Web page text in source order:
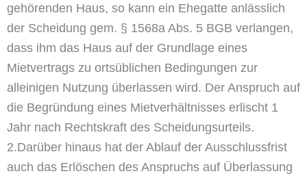
gehörenden Haus, so kann ein Ehegatte anlässlich
der Scheidung gem. § 1568a Abs. 5 BGB verlangen,
dass ihm das Haus auf der Grundlage eines
Mietvertrags zu ortsüblichen Bedingungen zur
alleinigen Nutzung überlassen wird. Der Anspruch auf
die Begründung eines Mietverhältnisses erlischt 1
Jahr nach Rechtskraft des Scheidungsurteils.
2.Darüber hinaus hat der Ablauf der Ausschlussfrist
auch das Erlöschen des Anspruchs auf Überlassung